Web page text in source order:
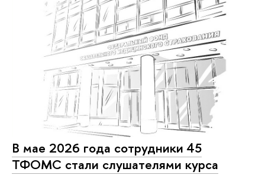
В мае 2026 года сотрудники 45
ТФОМС стали слушателями курса